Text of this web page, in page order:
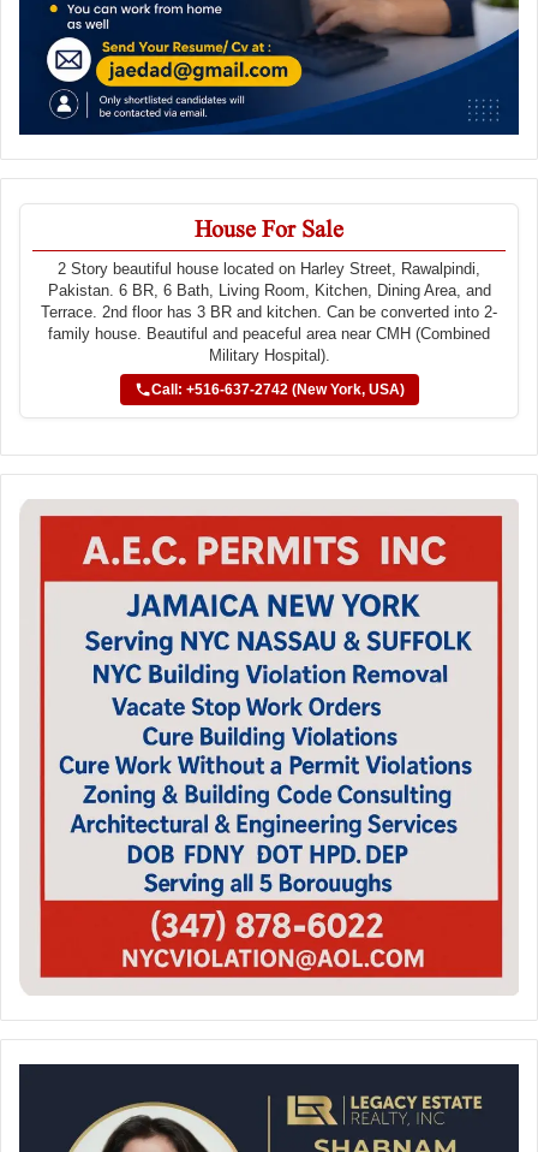
House For Sale
2 Story beautiful house located on Harley Street, Rawalpindi,
Pakistan. 6 BR, 6 Bath, Living Room, Kitchen, Dining Area, and
Terrace. 2nd floor has 3 BR and kitchen. Can be converted into 2-
family house. Beautiful and peaceful area near CMH (Combined
Military Hospital).
Call: +516-637-2742 (New York, USA)